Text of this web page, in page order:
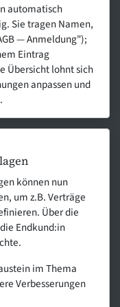
automatisch
Sie tragen Namen,
— Anmeldung");
Eintrag
Übersicht lohnt sich
anpassen und
können nun
um z.B. Verträge
Über die
Endkund:in
im Thema
Verbesserungen